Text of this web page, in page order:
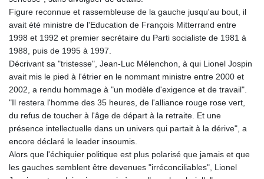
Figure reconnue et rassembleuse de la gauche jusqu'au bout, il
avait été ministre de l'Education de François Mitterrand entre
1998 et 1992 et premier secrétaire du Parti socialiste de 1981 à
1988, puis de 1995 à 1997.
Décrivant sa "tristesse", Jean-Luc Mélenchon, à qui Lionel Jospin
avait mis le pied à l'étrier en le nommant ministre entre 2000 et
2002, a rendu hommage à "un modèle d'exigence et de travail".
"Il restera l'homme des 35 heures, de l'alliance rouge rose vert,
du refus de toucher à l'âge de départ à la retraite. Et une
présence intellectuelle dans un univers qui partait à la dérive", a
encore déclaré le leader insoumis.
Alors que l'échiquier politique est plus polarisé que jamais et que
les gauches semblent être devenues "irréconciliables", Lionel